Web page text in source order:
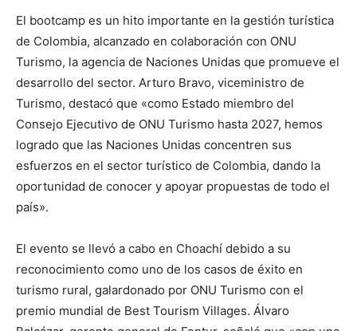
El bootcamp es un hito importante en la gestión turística
de Colombia, alcanzado en colaboración con ONU
Turismo, la agencia de Naciones Unidas que promueve el
desarrollo del sector. Arturo Bravo, viceministro de
Turismo, destacó que «como Estado miembro del
Consejo Ejecutivo de ONU Turismo hasta 2027, hemos
logrado que las Naciones Unidas concentren sus
esfuerzos en el sector turístico de Colombia, dando la
oportunidad de conocer y apoyar propuestas de todo el
país».
El evento se llevó a cabo en Choachí debido a su
reconocimiento como uno de los casos de éxito en
turismo rural, galardonado por ONU Turismo con el
premio mundial de Best Tourism Villages. Álvaro